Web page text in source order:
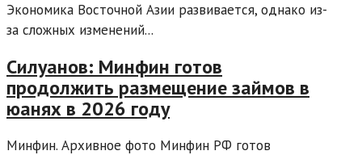
Экономика Восточной Азии развивается, однако из-
за сложных изменений...
Силуанов: Минфин готов
продолжить размещение займов в
юанях в 2026 году
Минфин. Архивное фото Минфин РФ готов